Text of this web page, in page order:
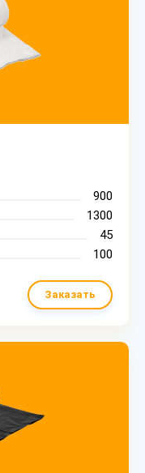
900
1300
45
100
Заказать